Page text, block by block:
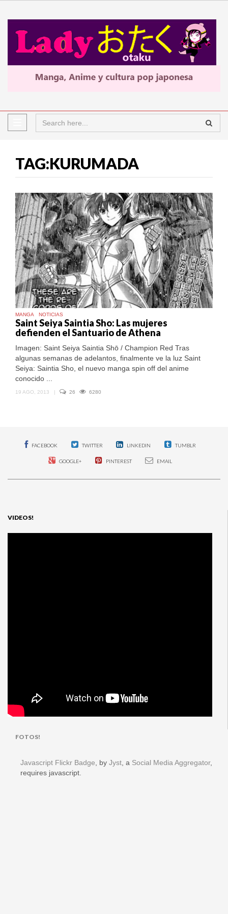
TAG:KURUMADA
MANGA NOTICIAS
Saint Seiya Saintia Sho: Las mujeres
defienden el Santuario de Athena
Imagen: Saint Seiya Saintia Shō / Champion Red Tras
algunas semanas de adelantos, finalmente ve la luz Saint
Seiya: Saintia Sho, el nuevo manga spin off del anime
conocido ...
19 AGO, 2013 | 26 6280
FACEBOOK TWITTER LINKEDIN TUMBLR
GOOGLE+ PINTEREST EMAIL
VIDEOS!
FOTOS!
Javascript Flickr Badge , by Jyst , a Social Media Aggregator,
requires javascript.